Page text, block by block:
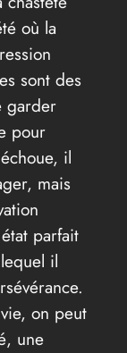
où la
sont des
garder
pour
il
mais
parfait
il
on peut
une